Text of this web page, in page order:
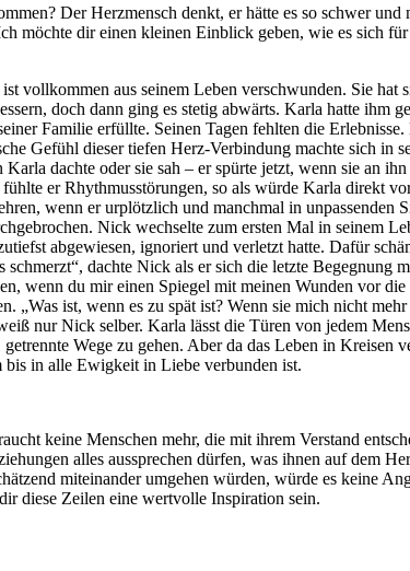
Der Herzmensch denkt, er hätte es so schwer
möchte dir einen kleinen Einblick geben, wie es sich
vollkommen aus seinem Leben verschwunden. Sie hat
doch dann ging es stetig abwärts. Karla hatte
Familie erfüllte. Seinen Tagen fehlten die
Gefühl dieser tiefen Herz-Verbindung machte sich in
dachte oder sie sah – er spürte jetzt, wenn sie an
er Rhythmusstörungen, so als würde Karla direkt
wenn er urplötzlich und manchmal in unpassenden
Nick wechselte zum ersten Mal in seinem
abgewiesen, ignoriert und verletzt hatte. Dafür
dachte Nick als er sich die letzte
wenn du mir einen Spiegel mit meinen Wunden vor
„Was ist, wenn es zu spät ist? Wenn sie mich nicht
nur Nick selber. Karla lässt die Türen von jedem
Wege zu gehen. Aber da das Leben in
in alle Ewigkeit in Liebe verbunden ist.
keine Menschen mehr, die mit ihrem Verstand
alles aussprechen dürfen, was ihnen auf dem
miteinander umgehen würden, würde es keine
diese Zeilen eine wertvolle Inspiration sein.